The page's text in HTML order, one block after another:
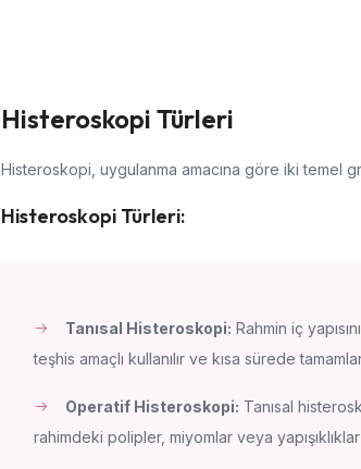
Histeroskopi Türleri
Histeroskopi, uygulanma amacına göre iki temel
Histeroskopi Türleri:
Tanısal Histeroskopi: Rahmin iç
teşhis amaçlı kullanılır ve kısa sürede
Operatif Histeroskopi: Tanısal
rahimdeki polipler, miyomlar veya